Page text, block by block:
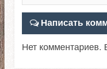
Написать
Нет комментариев.